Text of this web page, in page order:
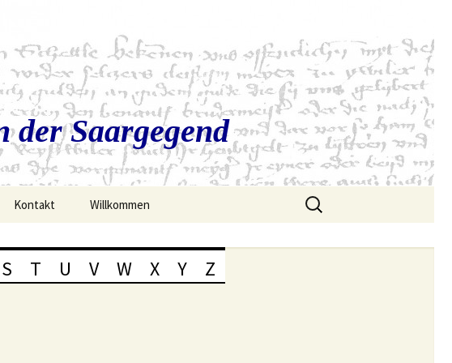
Saargegend
Kontakt Willkommen
Suchen
nach:
S T U V W X Y Z